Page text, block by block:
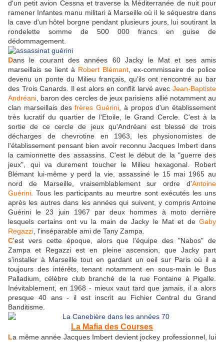
d'un petit avion Cessna et traverse la Méditerranée de nuit pour
ramener Infantes manu militari à Marseille où il le séquestre dans
la cave d'un hôtel borgne pendant plusieurs jours, lui soutirant la
rondelette somme de 500 000 francs en guise de
dédommagement.
Dans le courant des années 60 Jacky le Mat et ses amis
marseillais se lient à Robert Blémant , ex-commissaire de police
devenu un ponte du Milieu français, qu'ils ont rencontré au bar
des Trois Canards. Il est alors en conflit larvé avec Jean-Baptiste
Andréani , baron des cercles de jeux parisiens allié notamment au
clan marseillais desfrères Guérini , à propos d'un établissement
très lucratif du quartier de l'Etoile, le Grand Cercle. C'est à la
sortie de ce cercle de jeux qu'Andréani est blessé de trois
décharges de chevrotine en 1963, les physionomistes de
l'établissement pensant bien avoir reconnu Jacques Imbert dans
la camionnette des assassins. C'est le début de la "guerre des
jeux", qui va durement toucher le Milieu hexagonal. Robert
Blémant lui-même y perd la vie, assassiné le 15 mai 1965 au
nord de Marseille, vraisemblablement sur ordre d'Antoine
Guérini . Tous les participants au meurtre sont exécutés les uns
après les autres dans les années qui suivent, y compris Antoine
Guérini le 23 juin 1967 par deux hommes à moto derrière
lesquels certains ont vu la main de Jacky le Mat et de Gaby
Regazzi , l'inséparable ami de Tany Zampa.
C'est vers cette époque, alors que l'équipe des "Nabos" de
Zampa et Regazzi est en pleine ascension, que Jacky part
s'installer à Marseille tout en gardant un oeil sur Paris où il a
toujours des intérêts, tenant notamment en sous-main le Bus
Palladium, célèbre club branché de la rue Fontaine à Pigalle.
Inévitablement, en 1968 - mieux vaut tard que jamais, il a alors
presque 40 ans - il est inscrit au Fichier Central du Grand
Banditisme.
La Mafia des Courses
La même année Jacques Imbert devient jockey professionnel, lui